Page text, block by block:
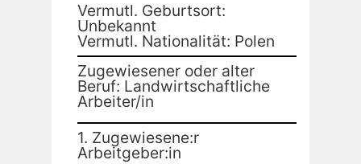
Vermutl. Geburtsort:
Unbekannt
Vermutl. Nationalität: Polen
Zugewiesener oder alter
Beruf: Landwirtschaftliche
Arbeiter/in
1. Zugewiesene:r
Arbeitgeber:in